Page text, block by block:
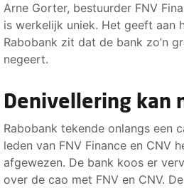
Arne Gorter, bestuurder FNV
is werkelijk uniek. Het geeft aan
Rabobank zit dat de bank zo’n
negeert.
Denivellering kan
Rabobank tekende onlangs een
leden van FNV Finance en CNV
afgewezen. De bank koos er
over de cao met FNV en CNV.